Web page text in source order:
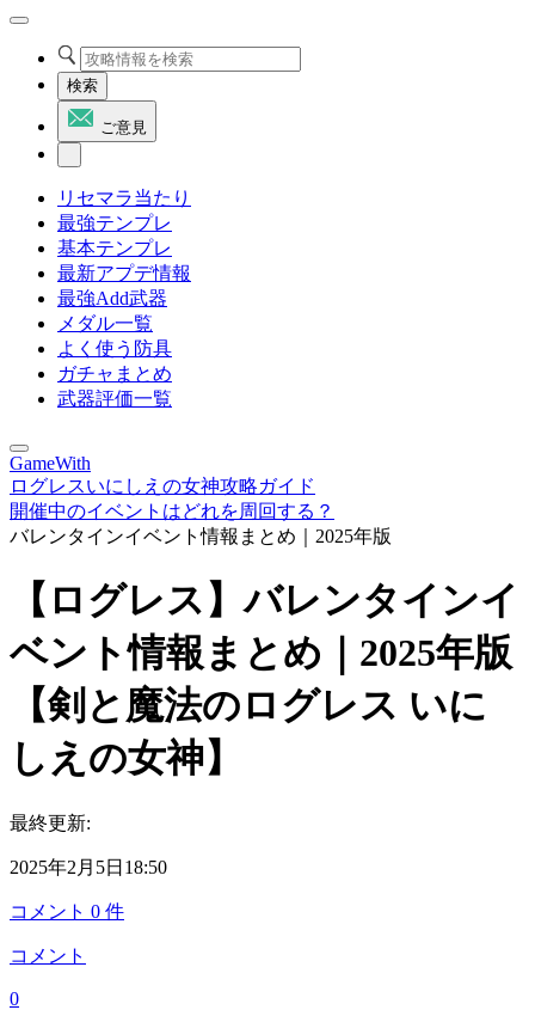
検索
ご意見
リセマラ当たり
最強テンプレ
基本テンプレ
最新アプデ情報
最強Add武器
メダル一覧
よく使う防具
ガチャまとめ
武器評価一覧
GameWith
ログレスいにしえの女神攻略ガイド
開催中のイベントはどれを周回する？
バレンタインイベント情報まとめ｜2025年版
【ログレス】バレンタインイ
ベント情報まとめ｜2025年版
【剣と魔法のログレス いに
しえの女神】
最終更新:
2025年2月5日18:50
コメント 0 件
コメント
0